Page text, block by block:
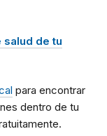
de tu
para encontrar
dentro de tu